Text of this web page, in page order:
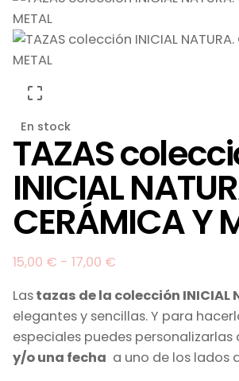
En stock
TAZAS
INICIAL
CERÁMICA Y
15,00 € - 17,00 €
Lastazas de la colección INICIAL
elegantes y sencillas. Y para
especiales puedes personalizarlas
y/o una fecha a uno de los lados